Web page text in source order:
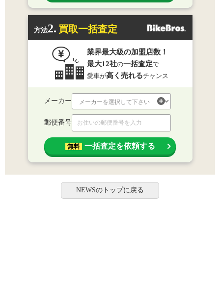
方法2. 買取一括査定
業界最大級の加盟店数！
最大12社の一括査定で
愛車が高く売れるチャンス
メーカー
郵便番号
無料 一括査定を依頼する
NEWSのトップに戻る